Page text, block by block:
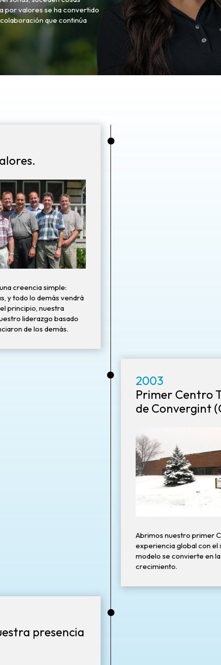
por valores se ha convertido
que continúa
creencia simple:
y todo lo demás vendrá
principio, nuestra
liderazgo basado
de los demás.
•
•
2003
Primer Centro
de Convergint
Abrimos nuestro primer
experiencia global con el
modelo se convierte en
crecimiento.
presencia
•